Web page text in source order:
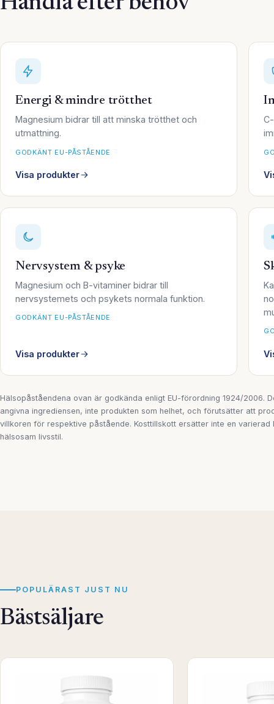
Energi & mindre trötthet
Magnesium bidrar till att minska trötthet och
utmattning.
GODKÄNT EU-PÅSTÅENDE
Visa produkter
Nervsystem & psyke
Magnesium och B-vitaminer bidrar till
nervsystemets och psykets normala funktion.
GODKÄNT EU-PÅSTÅENDE
Visa produkter
Hälsopåståendena ovan är godkända enligt EU-förordning 1924/2006.
angivna ingrediensen, inte produkten som helhet, och förutsätter att
villkoren för respektive påstående. Kosttillskott ersätter inte en varierad
hälsosam livsstil.
POPULÄRAST JUST NU
Bästsäljare